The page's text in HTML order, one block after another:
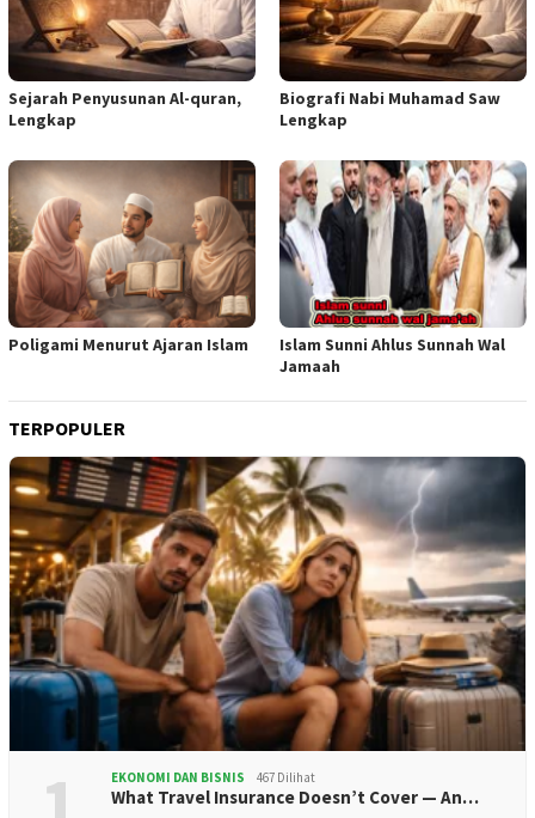
Sejarah Penyusunan Al-quran,
Lengkap
Biografi Nabi Muhamad Saw
Lengkap
Poligami Menurut Ajaran Islam
Islam Sunni Ahlus Sunnah Wal
Jamaah
TERPOPULER
EKONOMI DAN BISNIS 467 Dilihat
What Travel Insurance Doesn’t Cover — An…